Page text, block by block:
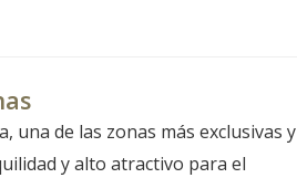
una de las zonas más exclusivas y
y alto atractivo para el